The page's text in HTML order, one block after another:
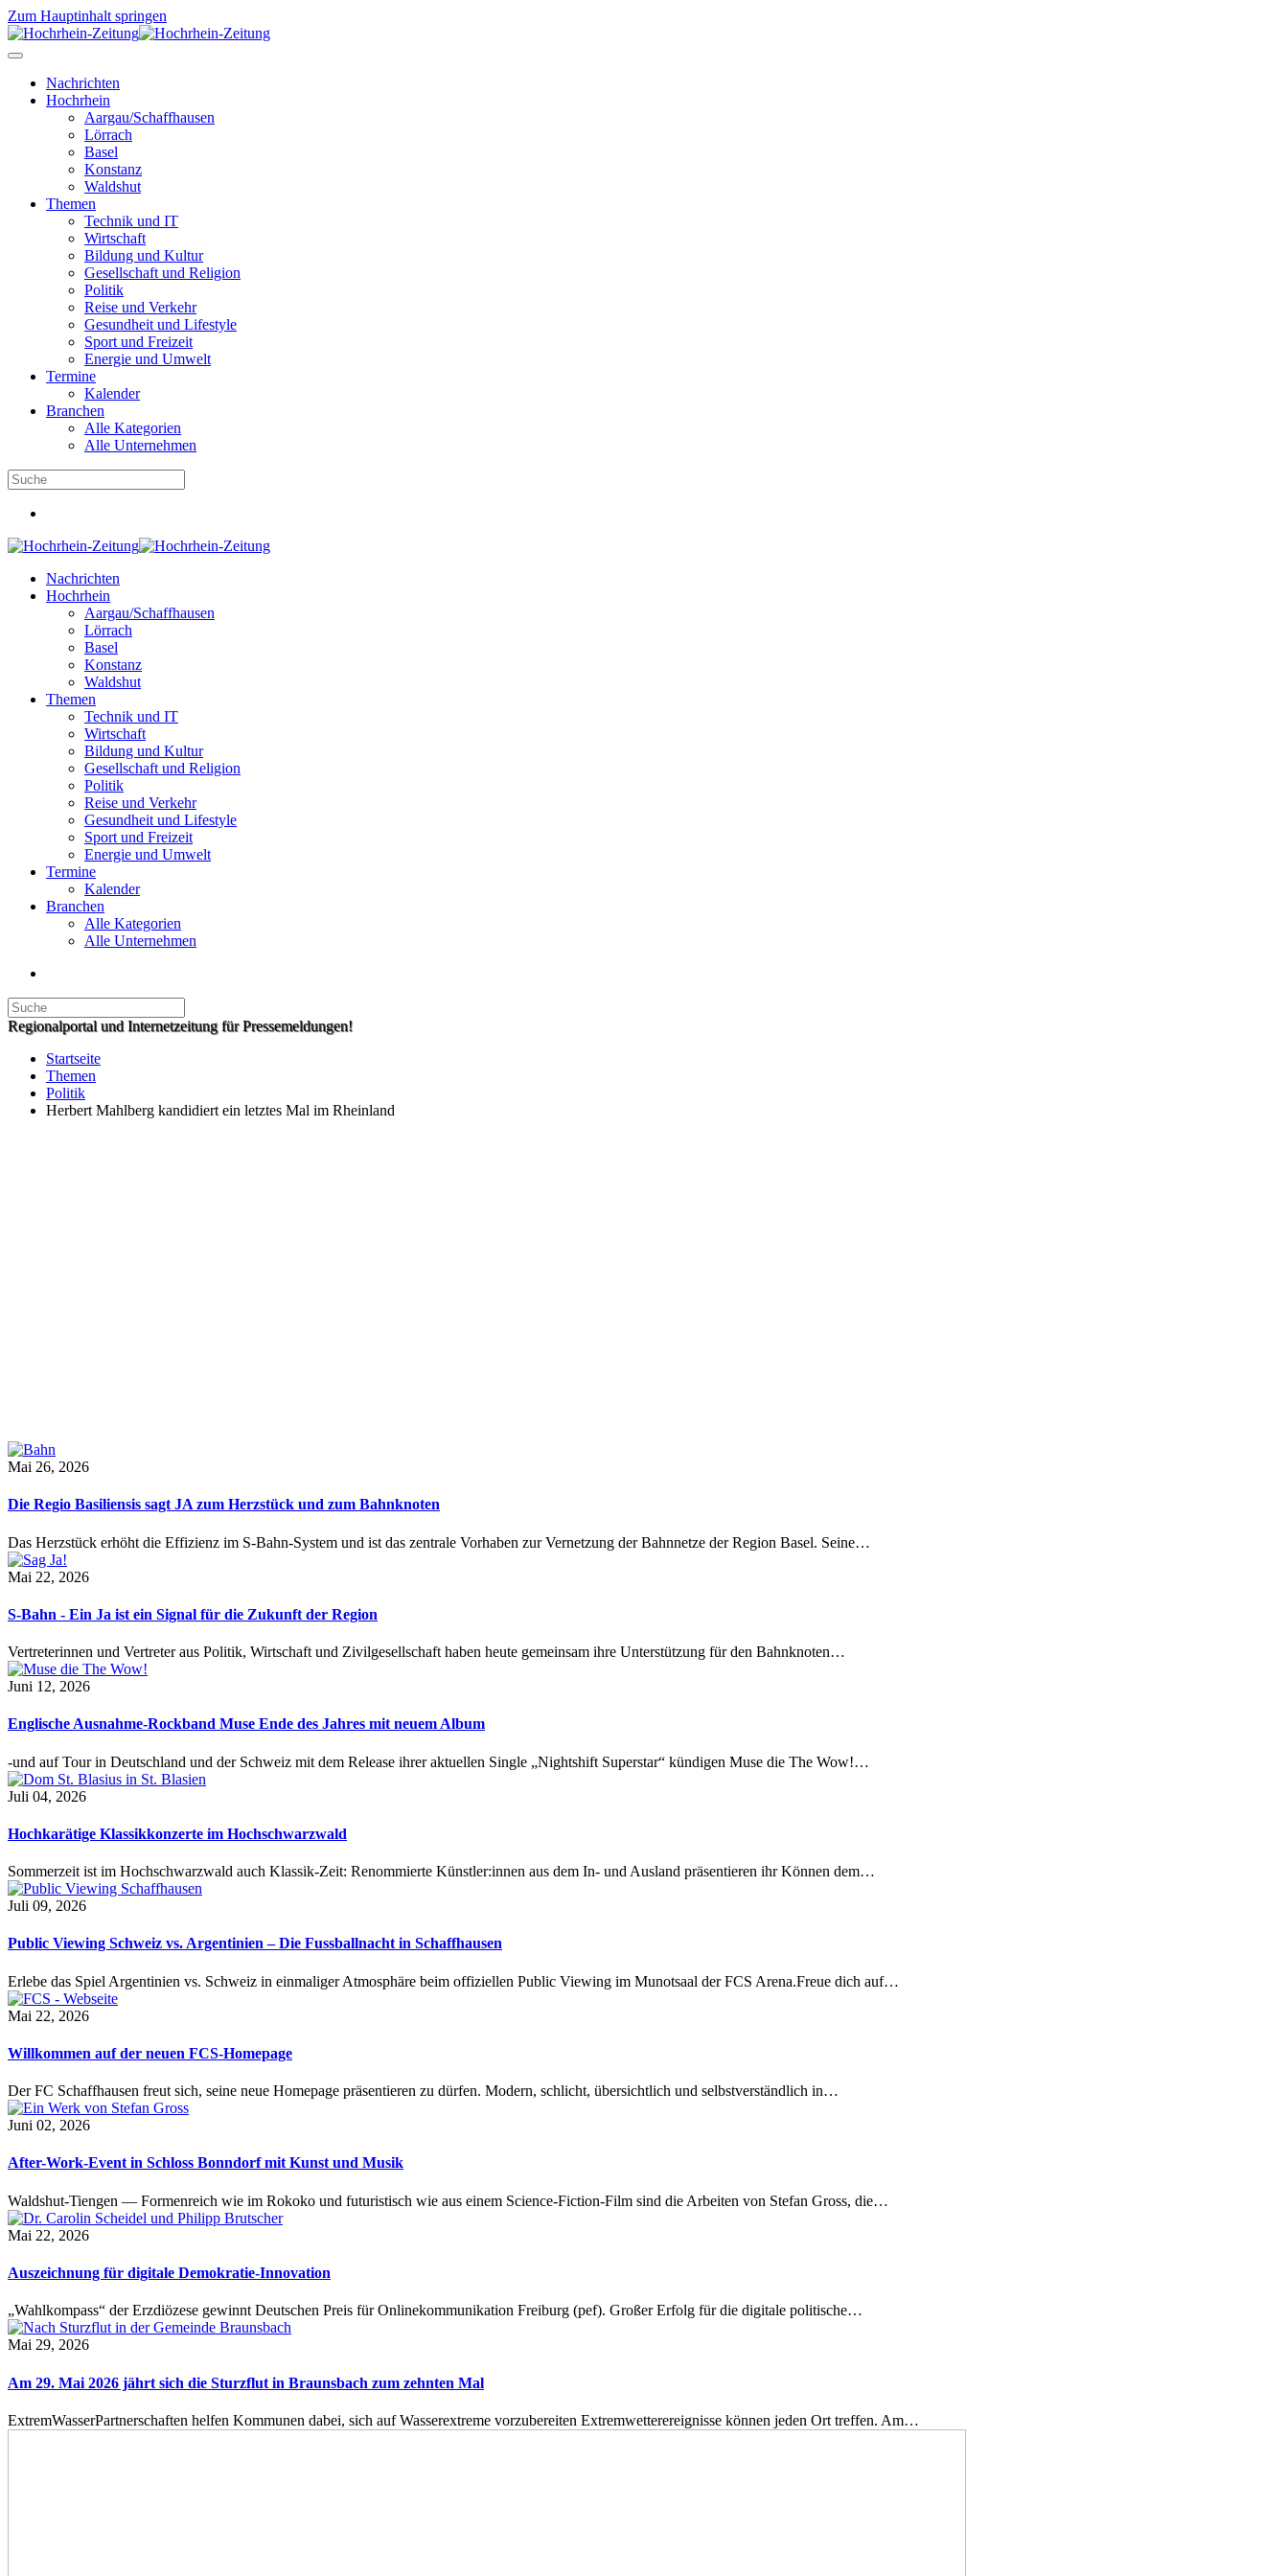
Zum Hauptinhalt springen
Nachrichten
Hochrhein
Aargau/Schaffhausen
Lörrach
Basel
Konstanz
Waldshut
Themen
Technik und IT
Wirtschaft
Bildung und Kultur
Gesellschaft und Religion
Politik
Reise und Verkehr
Gesundheit und Lifestyle
Sport und Freizeit
Energie und Umwelt
Termine
Kalender
Branchen
Alle Kategorien
Alle Unternehmen
Nachrichten
Hochrhein
Aargau/Schaffhausen
Lörrach
Basel
Konstanz
Waldshut
Themen
Technik und IT
Wirtschaft
Bildung und Kultur
Gesellschaft und Religion
Politik
Reise und Verkehr
Gesundheit und Lifestyle
Sport und Freizeit
Energie und Umwelt
Termine
Kalender
Branchen
Alle Kategorien
Alle Unternehmen
Regionalportal und Internetzeitung für Pressemeldungen!
Startseite
Themen
Politik
Herbert Mahlberg kandidiert ein letztes Mal im Rheinland
Mai 26, 2026
Die Regio Basiliensis sagt JA zum Herzstück und zum Bahnknoten
Das Herzstück erhöht die Effizienz im S-Bahn-System und ist das zentrale Vorhaben zur Vernetzung der Bahnnetze der Region Basel. Seine…
Mai 22, 2026
S-Bahn - Ein Ja ist ein Signal für die Zukunft der Region
Vertreterinnen und Vertreter aus Politik, Wirtschaft und Zivilgesellschaft haben heute gemeinsam ihre Unterstützung für den Bahnknoten…
Juni 12, 2026
Englische Ausnahme-Rockband Muse Ende des Jahres mit neuem Album
-und auf Tour in Deutschland und der Schweiz mit dem Release ihrer aktuellen Single „Nightshift Superstar“ kündigen Muse die The Wow!…
Juli 04, 2026
Hochkarätige Klassikkonzerte im Hochschwarzwald
Sommerzeit ist im Hochschwarzwald auch Klassik-Zeit: Renommierte Künstler:innen aus dem In- und Ausland präsentieren ihr Können dem…
Juli 09, 2026
Public Viewing Schweiz vs. Argentinien – Die Fussballnacht in Schaffhausen
Erlebe das Spiel Argentinien vs. Schweiz in einmaliger Atmosphäre beim offiziellen Public Viewing im Munotsaal der FCS Arena.Freue dich auf…
Mai 22, 2026
Willkommen auf der neuen FCS-Homepage
Der FC Schaffhausen freut sich, seine neue Homepage präsentieren zu dürfen. Modern, schlicht, übersichtlich und selbstverständlich in…
Juni 02, 2026
After-Work-Event in Schloss Bonndorf mit Kunst und Musik
Waldshut-Tiengen — Formenreich wie im Rokoko und futuristisch wie aus einem Science-Fiction-Film sind die Arbeiten von Stefan Gross, die…
Mai 22, 2026
Auszeichnung für digitale Demokratie-Innovation
„Wahlkompass“ der Erzdiözese gewinnt Deutschen Preis für Onlinekommunikation Freiburg (pef). Großer Erfolg für die digitale politische…
Mai 29, 2026
Am 29. Mai 2026 jährt sich die Sturzflut in Braunsbach zum zehnten Mal
ExtremWasserPartnerschaften helfen Kommunen dabei, sich auf Wasserextreme vorzubereiten Extremwetterereignisse können jeden Ort treffen. Am…